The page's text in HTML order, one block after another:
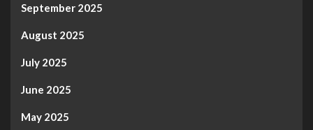
September 2025
August 2025
July 2025
June 2025
May 2025